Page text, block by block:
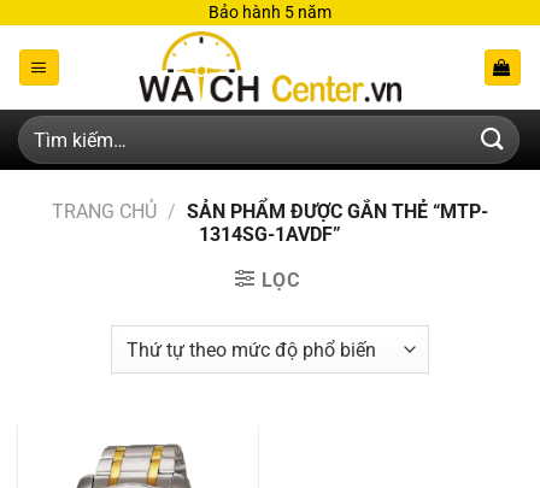
qua
dung
Bảo hành 5 năm
Tìm
kiếm:
TRANG CHỦ / SẢN PHẨM ĐƯỢC GẮN THẺ “MTP-
1314SG-1AVDF”
LỌC